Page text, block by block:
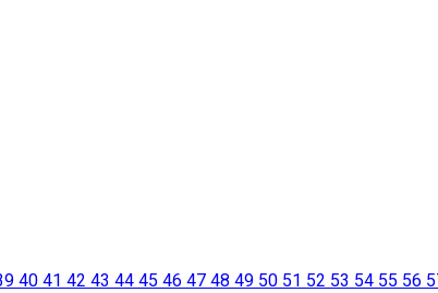
40 41 42 43 44 45 46 47 48 49 50 51 52 53 54 55 56